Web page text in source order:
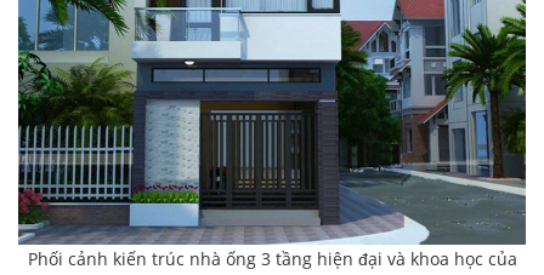
Phối cảnh kiến trúc nhà ống 3 tầng hiện đại và khoa học của